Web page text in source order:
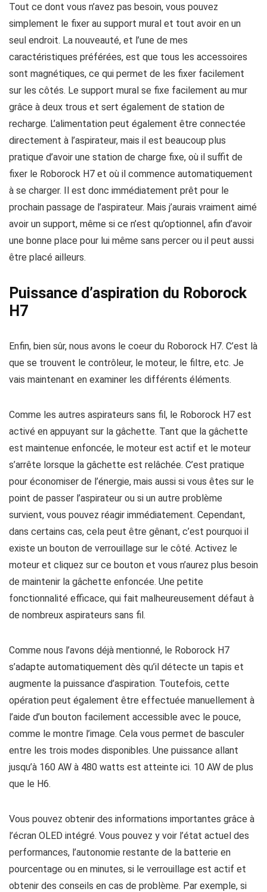
Tout ce dont vous n’avez pas besoin, vous pouvez
simplement le fixer au support mural et tout avoir en un
seul endroit. La nouveauté, et l’une de mes
caractéristiques préférées, est que tous les accessoires
sont magnétiques, ce qui permet de les fixer facilement
sur les côtés. Le support mural se fixe facilement au mur
grâce à deux trous et sert également de station de
recharge. L’alimentation peut également être connectée
directement à l’aspirateur, mais il est beaucoup plus
pratique d’avoir une station de charge fixe, où il suffit de
fixer le Roborock H7 et où il commence automatiquement
à se charger. Il est donc immédiatement prêt pour le
prochain passage de l’aspirateur. Mais j’aurais vraiment aimé
avoir un support, même si ce n’est qu’optionnel, afin d’avoir
une bonne place pour lui même sans percer ou il peut aussi
être placé ailleurs.
Puissance d’aspiration du Roborock
H7
Enfin, bien sûr, nous avons le coeur du Roborock H7. C’est là
que se trouvent le contrôleur, le moteur, le filtre, etc. Je
vais maintenant en examiner les différents éléments.
Comme les autres aspirateurs sans fil, le Roborock H7 est
activé en appuyant sur la gâchette. Tant que la gâchette
est maintenue enfoncée, le moteur est actif et le moteur
s’arrête lorsque la gâchette est relâchée. C’est pratique
pour économiser de l’énergie, mais aussi si vous êtes sur le
point de passer l’aspirateur ou si un autre problème
survient, vous pouvez réagir immédiatement. Cependant,
dans certains cas, cela peut être gênant, c’est pourquoi il
existe un bouton de verrouillage sur le côté. Activez le
moteur et cliquez sur ce bouton et vous n’aurez plus besoin
de maintenir la gâchette enfoncée. Une petite
fonctionnalité efficace, qui fait malheureusement défaut à
de nombreux aspirateurs sans fil.
Comme nous l’avons déjà mentionné, le Roborock H7
s’adapte automatiquement dès qu’il détecte un tapis et
augmente la puissance d’aspiration. Toutefois, cette
opération peut également être effectuée manuellement à
l’aide d’un bouton facilement accessible avec le pouce,
comme le montre l’image. Cela vous permet de basculer
entre les trois modes disponibles. Une puissance allant
jusqu’à 160 AW à 480 watts est atteinte ici. 10 AW de plus
que le H6.
Vous pouvez obtenir des informations importantes grâce à
l’écran OLED intégré. Vous pouvez y voir l’état actuel des
performances, l’autonomie restante de la batterie en
pourcentage ou en minutes, si le verrouillage est actif et
obtenir des conseils en cas de problème. Par exemple, si